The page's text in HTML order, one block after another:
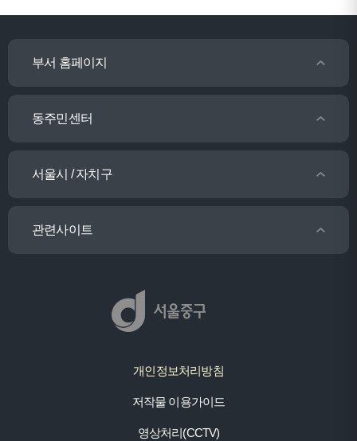
부서 홈페이지
동주민센터
서울시 / 자치구
관련사이트
개인정보처리방침
저작물 이용가이드
영상처리(CCTV)